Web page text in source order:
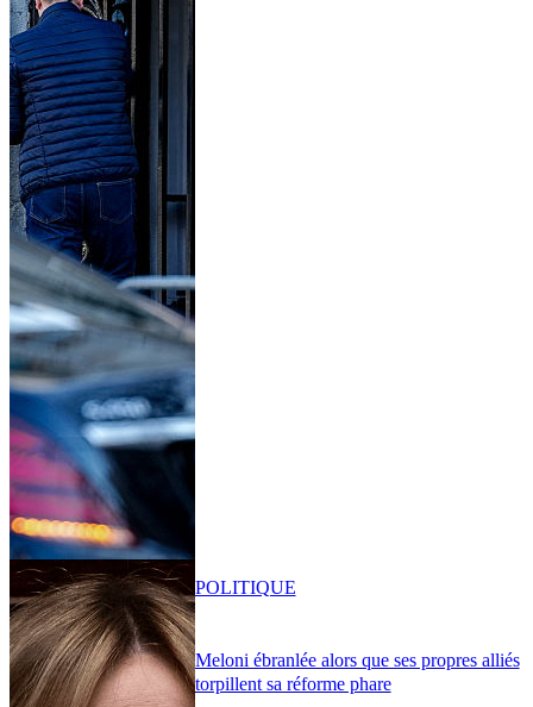
Meloni ébranlée alors que ses propres alliés
torpillent sa réforme phare
POLITIQUE